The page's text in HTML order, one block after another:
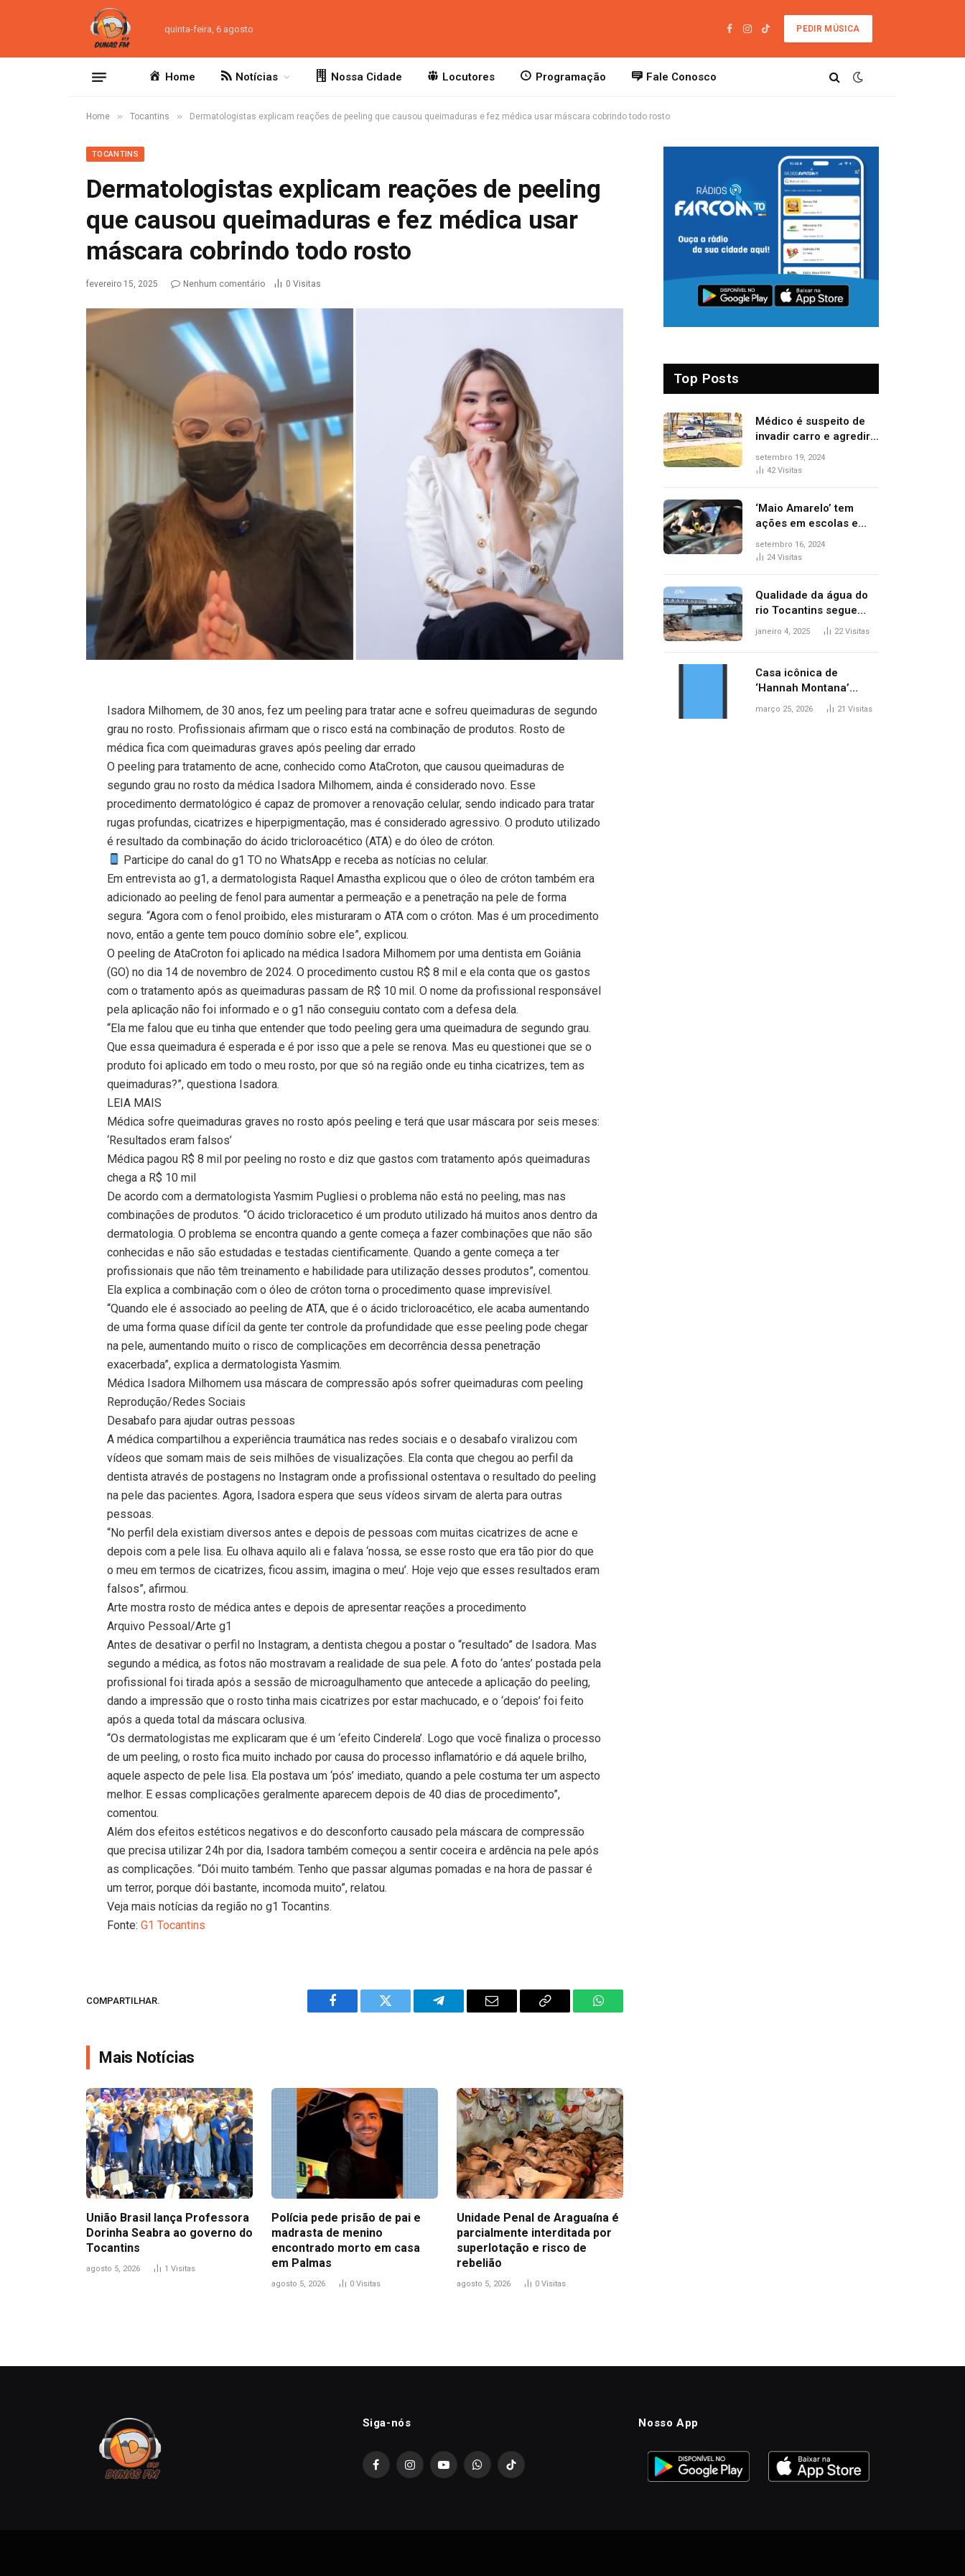
quinta-feira, 6 agosto
Facebook
Instagram
TikTok
PEDIR MÚSICA
Home Notícias Nossa Cidade Locutores Programação Fale Conosco
Home » Tocantins » Dermatologistas explicam reações de peeling que causou queimaduras e fez médica usar máscara cobrindo todo rosto
TOCANTINS
Dermatologistas explicam reações de peeling
que causou queimaduras e fez médica usar
máscara cobrindo todo rosto
fevereiro 15, 2025 Nenhum comentário 0 Visitas
Isadora Milhomem, de 30 anos, fez um peeling para tratar acne e sofreu queimaduras de segundo
grau no rosto. Profissionais afirmam que o risco está na combinação de produtos. Rosto de
médica fica com queimaduras graves após peeling dar errado
O peeling para tratamento de acne, conhecido como AtaCroton, que causou queimaduras de
segundo grau no rosto da médica Isadora Milhomem, ainda é considerado novo. Esse
procedimento dermatológico é capaz de promover a renovação celular, sendo indicado para tratar
rugas profundas, cicatrizes e hiperpigmentação, mas é considerado agressivo. O produto utilizado
é resultado da combinação do ácido tricloroacético (ATA) e do óleo de cróton.
Participe do canal do g1 TO no WhatsApp e receba as notícias no celular.
Em entrevista ao g1, a dermatologista Raquel Amastha explicou que o óleo de cróton também era
adicionado ao peeling de fenol para aumentar a permeação e a penetração na pele de forma
segura. “Agora com o fenol proibido, eles misturaram o ATA com o cróton. Mas é um procedimento
novo, então a gente tem pouco domínio sobre ele”, explicou.
O peeling de AtaCroton foi aplicado na médica Isadora Milhomem por uma dentista em Goiânia
(GO) no dia 14 de novembro de 2024. O procedimento custou R$ 8 mil e ela conta que os gastos
com o tratamento após as queimaduras passam de R$ 10 mil. O nome da profissional responsável
pela aplicação não foi informado e o g1 não conseguiu contato com a defesa dela.
“Ela me falou que eu tinha que entender que todo peeling gera uma queimadura de segundo grau.
Que essa queimadura é esperada e é por isso que a pele se renova. Mas eu questionei que se o
produto foi aplicado em todo o meu rosto, por que só na região onde eu tinha cicatrizes, tem as
queimaduras?”, questiona Isadora.
LEIA MAIS
Médica sofre queimaduras graves no rosto após peeling e terá que usar máscara por seis meses:
‘Resultados eram falsos’
Médica pagou R$ 8 mil por peeling no rosto e diz que gastos com tratamento após queimaduras
chega a R$ 10 mil
De acordo com a dermatologista Yasmim Pugliesi o problema não está no peeling, mas nas
combinações de produtos. “O ácido tricloracetico é um produto utilizado há muitos anos dentro da
dermatologia. O problema se encontra quando a gente começa a fazer combinações que não são
conhecidas e não são estudadas e testadas cientificamente. Quando a gente começa a ter
profissionais que não têm treinamento e habilidade para utilização desses produtos”, comentou.
Ela explica a combinação com o óleo de cróton torna o procedimento quase imprevisível.
“Quando ele é associado ao peeling de ATA, que é o ácido tricloroacético, ele acaba aumentando
de uma forma quase difícil da gente ter controle da profundidade que esse peeling pode chegar
na pele, aumentando muito o risco de complicações em decorrência dessa penetração
exacerbada”, explica a dermatologista Yasmim.
Médica Isadora Milhomem usa máscara de compressão após sofrer queimaduras com peeling
Reprodução/Redes Sociais
Desabafo para ajudar outras pessoas
A médica compartilhou a experiência traumática nas redes sociais e o desabafo viralizou com
vídeos que somam mais de seis milhões de visualizações. Ela conta que chegou ao perfil da
dentista através de postagens no Instagram onde a profissional ostentava o resultado do peeling
na pele das pacientes. Agora, Isadora espera que seus vídeos sirvam de alerta para outras
pessoas.
“No perfil dela existiam diversos antes e depois de pessoas com muitas cicatrizes de acne e
depois com a pele lisa. Eu olhava aquilo ali e falava ‘nossa, se esse rosto que era tão pior do que
o meu em termos de cicatrizes, ficou assim, imagina o meu’. Hoje vejo que esses resultados eram
falsos”, afirmou.
Arte mostra rosto de médica antes e depois de apresentar reações a procedimento
Arquivo Pessoal/Arte g1
Antes de desativar o perfil no Instagram, a dentista chegou a postar o “resultado” de Isadora. Mas
segundo a médica, as fotos não mostravam a realidade de sua pele. A foto do ‘antes’ postada pela
profissional foi tirada após a sessão de microagulhamento que antecede a aplicação do peeling,
dando a impressão que o rosto tinha mais cicatrizes por estar machucado, e o ‘depois’ foi feito
após a queda total da máscara oclusiva.
“Os dermatologistas me explicaram que é um ‘efeito Cinderela’. Logo que você finaliza o processo
de um peeling, o rosto fica muito inchado por causa do processo inflamatório e dá aquele brilho,
aquele aspecto de pele lisa. Ela postava um ‘pós’ imediato, quando a pele costuma ter um aspecto
melhor. E essas complicações geralmente aparecem depois de 40 dias de procedimento”,
comentou.
Além dos efeitos estéticos negativos e do desconforto causado pela máscara de compressão
que precisa utilizar 24h por dia, Isadora também começou a sentir coceira e ardência na pele após
as complicações. “Dói muito também. Tenho que passar algumas pomadas e na hora de passar é
um terror, porque dói bastante, incomoda muito”, relatou.
Veja mais notícias da região no g1 Tocantins.
Fonte:G1 Tocantins
COMPARTILHAR.
Facebook Twitter Telegram Email
Copy
WhatsApp
Mais Notícias
União Brasil lança Professora
Dorinha Seabra ao governo do
Tocantins
agosto 5, 2026 1 Visitas
Polícia pede prisão de pai e
madrasta de menino
encontrado morto em casa
em Palmas
agosto 5, 2026 0 Visitas
Unidade Penal de Araguaína é
parcialmente interditada por
superlotação e risco de
rebelião
agosto 5, 2026 0 Visitas
Top Posts
Médico é suspeito de
invadir carro e agredir
delegado aposentado
durante confusão no
setembro 19, 2024
42Visitas
‘Maio Amarelo’ tem
ações em escolas e
ruas para prevenir
acidentes no trânsito
setembro 16, 2024
24 Visitas
Qualidade da água do
rio Tocantins segue
sem indicar alterações
afirma ANA
janeiro 4, 2025 22Visitas
Casa icônica de
‘Hannah Montana’
poderá ser alugada por
março 25, 2026 21 Visitas
Siga-nós
FacebookInstagramYouTubeWhatsAppTikTok
Nosso App